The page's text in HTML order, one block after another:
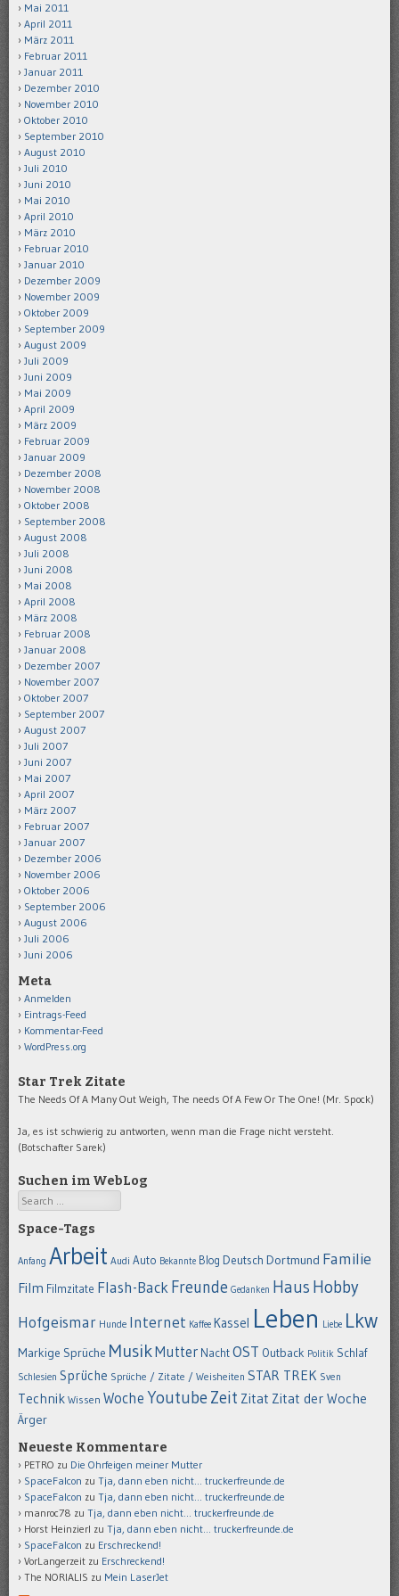
Mai 2011
April 2011
März 2011
Februar 2011
Januar 2011
Dezember 2010
November 2010
Oktober 2010
September 2010
August 2010
Juli 2010
Juni 2010
Mai 2010
April 2010
März 2010
Februar 2010
Januar 2010
Dezember 2009
November 2009
Oktober 2009
September 2009
August 2009
Juli 2009
Juni 2009
Mai 2009
April 2009
März 2009
Februar 2009
Januar 2009
Dezember 2008
November 2008
Oktober 2008
September 2008
August 2008
Juli 2008
Juni 2008
Mai 2008
April 2008
März 2008
Februar 2008
Januar 2008
Dezember 2007
November 2007
Oktober 2007
September 2007
August 2007
Juli 2007
Juni 2007
Mai 2007
April 2007
März 2007
Februar 2007
Januar 2007
Dezember 2006
November 2006
Oktober 2006
September 2006
August 2006
Juli 2006
Juni 2006
Meta
Anmelden
Eintrags-Feed
Kommentar-Feed
WordPress.org
Star Trek Zitate
The Needs Of A Many Out Weigh, The needs Of A Few Or The One! (Mr. Spock)
Ja, es ist schwierig zu antworten, wenn man die Frage nicht versteht.
(Botschafter Sarek)
Suchen im WebLog
Search
Space-Tags
Anfang Arbeit Audi Auto Bekannte Blog Deutsch Dortmund Familie
Film Filmzitate Flash-BackFreunde Gedanken Haus Hobby
Hofgeismar Hunde Internet Kaffee Kassel Leben Liebe Lkw
Markige Sprüche MusikMutter NachtOST Outback Politik Schlaf
Schlesien Sprüche Sprüche / Zitate / Weisheiten STAR TREK Sven
Technik Wissen Woche Youtube Zeit Zitat Zitat der Woche
Ärger
Neueste Kommentare
PETRO zu Die Ohrfeigen meiner Mutter
SpaceFalcon zu Tja, dann eben nicht… truckerfreunde.de
SpaceFalcon zu Tja, dann eben nicht… truckerfreunde.de
manroc78 zu Tja, dann eben nicht… truckerfreunde.de
Horst Heinzierl zu Tja, dann eben nicht… truckerfreunde.de
SpaceFalcon zu Erschreckend!
VorLangerzeit zu Erschreckend!
The NORIALIS zu Mein LaserJet